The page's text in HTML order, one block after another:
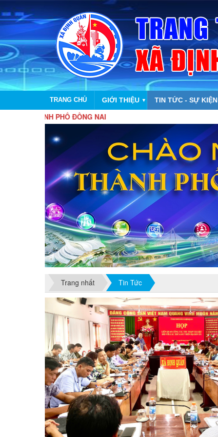
TRANG CHỦ GIỚI THIỆU ▼ TIN TỨC - SỰ KIỆN
PHỐ ĐỒNG NAI
Trang nhất Tin Tức